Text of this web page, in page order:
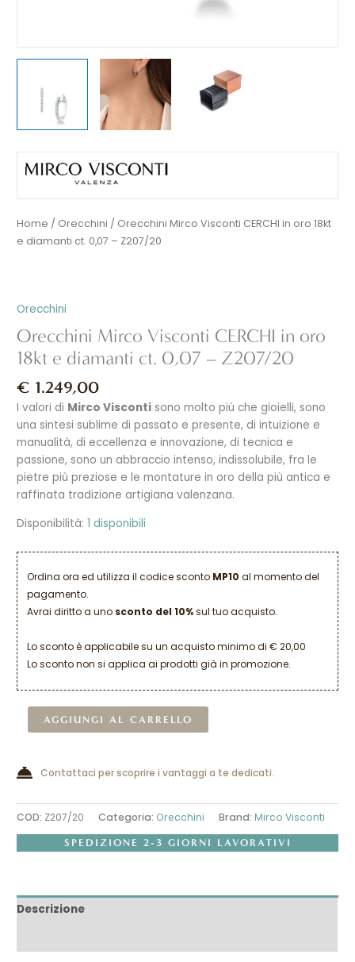
Home / Orecchini / Orecchini Mirco Visconti CERCHI in oro 18kt
e diamanti ct. 0,07 – Z207/20
Orecchini
Orecchini Mirco Visconti CERCHI in oro
18kt e diamanti ct. 0,07 – Z207/20
€ 1.249,00
I valori di Mirco Visconti sono molto più che gioielli, sono
una sintesi sublime di passato e presente, di intuizione e
manualità, di eccellenza e innovazione, di tecnica e
passione, sono un abbraccio intenso, indissolubile, fra le
pietre più preziose e le montature in oro della più antica e
raffinata tradizione artigiana valenzana.
Disponibilità: 1 disponibili
Ordina ora ed utilizza il codice sconto MP10al momento del
pagamento.
Avrai diritto a uno sconto del 10%sul tuo acquisto.
Lo sconto è applicabile su un acquisto minimo di € 20,00
Lo sconto non si applica ai prodotti già in promozione.
AGGIUNGI AL CARRELLO
Contattaci per scoprire i vantaggi a te dedicati.
COD: Z207/20 Categoria: Orecchini Brand:Mirco Visconti
SPEDIZIONE 2-3 GIORNI LAVORATIVI
Descrizione